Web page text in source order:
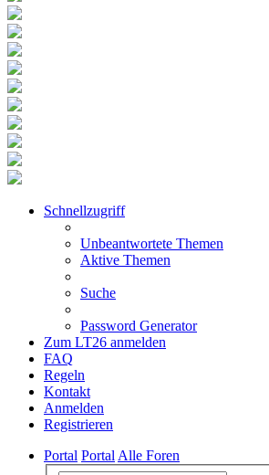
Schnellzugriff
Unbeantwortete Themen
Aktive Themen
Suche
Password Generator
Zum LT26 anmelden
FAQ
Regeln
Kontakt
Anmelden
Registrieren
Portal PortalAlle Foren